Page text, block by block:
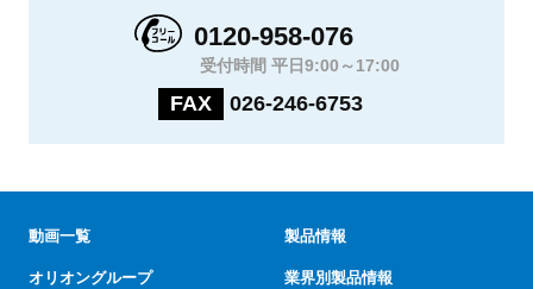
0120-958-076
受付時間 平日9:00～17:00
FAX 026-246-6753
動画一覧
オリオングループ
製品情報
業界別製品情報